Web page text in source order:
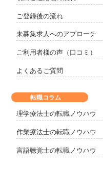
ご登録後の流れ
未募集求人へのアプローチ
ご利用者様の声（口コミ）
よくあるご質問
転職コラム
理学療法士の転職ノウハウ
作業療法士の転職ノウハウ
言語聴覚士の転職ノウハウ